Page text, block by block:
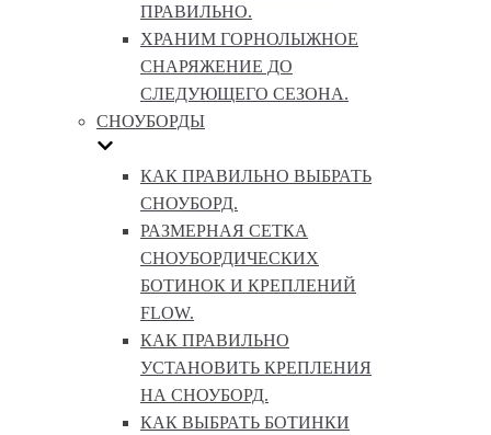
ПРАВИЛЬНО.
ХРАНИМ ГОРНОЛЫЖНОЕ
СНАРЯЖЕНИЕ ДО
СЛЕДУЮЩЕГО СЕЗОНА.
СНОУБОРДЫ
КАК ПРАВИЛЬНО ВЫБРАТЬ
СНОУБОРД.
РАЗМЕРНАЯ СЕТКА
СНОУБОРДИЧЕСКИХ
БОТИНОК И КРЕПЛЕНИЙ
FLOW.
КАК ПРАВИЛЬНО
УСТАНОВИТЬ КРЕПЛЕНИЯ
НА СНОУБОРД.
КАК ВЫБРАТЬ БОТИНКИ